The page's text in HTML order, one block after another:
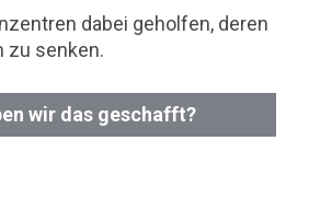
dabei geholfen, deren
zu senken.
wir das geschafft?